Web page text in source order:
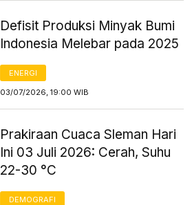
Defisit Produksi Minyak Bumi
Indonesia Melebar pada 2025
ENERGI
03/07/2026, 19:00 WIB
Prakiraan Cuaca Sleman Hari
Ini 03 Juli 2026: Cerah, Suhu
22-30 °C
DEMOGRAFI